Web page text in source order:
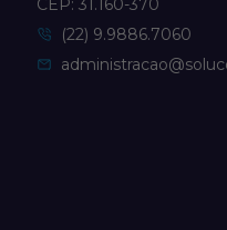
(22) 9.9886.7060